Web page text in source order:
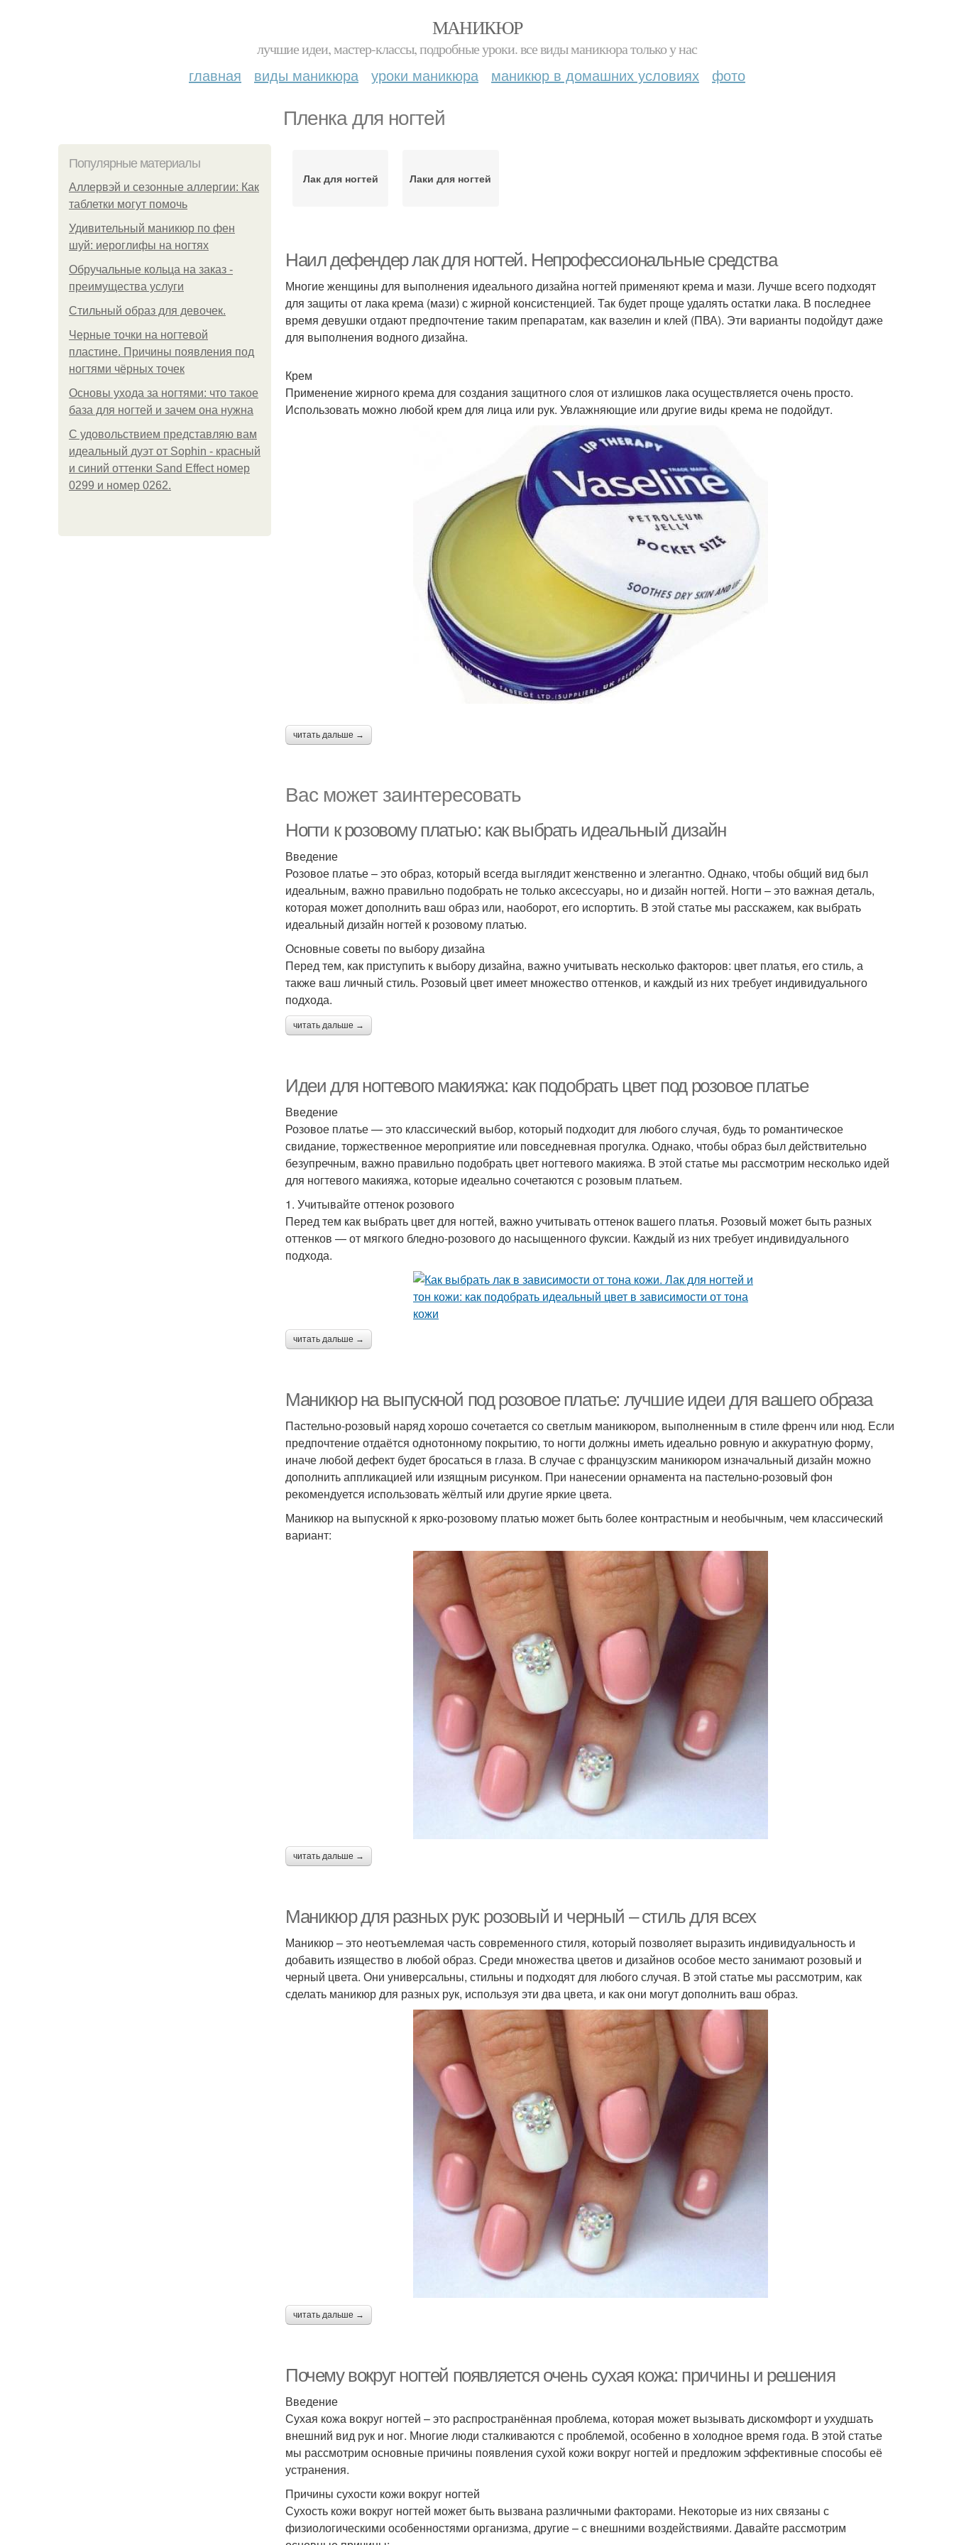
МАНИКЮР
лучшие идеи, мастер-классы, подробные уроки. все виды маникюра только у нас
главная виды маникюра уроки маникюра маникюр в домашних условиях фото
Пленка для ногтей
Популярные материалы
Аллервэй и сезонные аллергии: Как
таблетки могут помочь
Удивительный маникюр по фен
шуй: иероглифы на ногтях
Обручальные кольца на заказ -
преимущества услуги
Стильный образ для девочек.
Черные точки на ногтевой
пластине. Причины появления под
ногтями чёрных точек
Основы ухода за ногтями: что такое
база для ногтей и зачем она нужна
С удовольствием представляю вам
идеальный дуэт от Sophin - красный
и синий оттенки Sand Effect номер
0299 и номер 0262.
Лак для ногтей Лаки для ногтей
Наил дефендер лак для ногтей. Непрофессиональные средства
Многие женщины для выполнения идеального дизайна ногтей применяют крема и мази. Лучше всего подходят
для защиты от лака крема (мази) с жирной консистенцией. Так будет проще удалять остатки лака. В последнее
время девушки отдают предпочтение таким препаратам, как вазелин и клей (ПВА). Эти варианты подойдут даже
для выполнения водного дизайна.
Крем
Применение жирного крема для создания защитного слоя от излишков лака осуществляется очень просто.
Использовать можно любой крем для лица или рук. Увлажняющие или другие виды крема не подойдут.
читать дальше →
Вас может заинтересовать
Ногти к розовому платью: как выбрать идеальный дизайн
Введение
Розовое платье – это образ, который всегда выглядит женственно и элегантно. Однако, чтобы общий вид был
идеальным, важно правильно подобрать не только аксессуары, но и дизайн ногтей. Ногти – это важная деталь,
которая может дополнить ваш образ или, наоборот, его испортить. В этой статье мы расскажем, как выбрать
идеальный дизайн ногтей к розовому платью.
Основные советы по выбору дизайна
Перед тем, как приступить к выбору дизайна, важно учитывать несколько факторов: цвет платья, его стиль, а
также ваш личный стиль. Розовый цвет имеет множество оттенков, и каждый из них требует индивидуального
подхода.
читать дальше →
Идеи для ногтевого макияжа: как подобрать цвет под розовое платье
Введение
Розовое платье — это классический выбор, который подходит для любого случая, будь то романтическое
свидание, торжественное мероприятие или повседневная прогулка. Однако, чтобы образ был действительно
безупречным, важно правильно подобрать цвет ногтевого макияжа. В этой статье мы рассмотрим несколько идей
для ногтевого макияжа, которые идеально сочетаются с розовым платьем.
1. Учитывайте оттенок розового
Перед тем как выбрать цвет для ногтей, важно учитывать оттенок вашего платья. Розовый может быть разных
оттенков — от мягкого бледно-розового до насыщенного фуксии. Каждый из них требует индивидуального
подхода.
читать дальше →
Маникюр на выпускной под розовое платье: лучшие идеи для вашего образа
Пастельно-розовый наряд хорошо сочетается со светлым маникюром, выполненным в стиле френч или нюд. Если
предпочтение отдаётся однотонному покрытию, то ногти должны иметь идеально ровную и аккуратную форму,
иначе любой дефект будет бросаться в глаза. В случае с французским маникюром изначальный дизайн можно
дополнить аппликацией или изящным рисунком. При нанесении орнамента на пастельно-розовый фон
рекомендуется использовать жёлтый или другие яркие цвета.
Маникюр на выпускной к ярко-розовому платью может быть более контрастным и необычным, чем классический
вариант:
читать дальше →
Маникюр для разных рук: розовый и черный – стиль для всех
Маникюр – это неотъемлемая часть современного стиля, который позволяет выразить индивидуальность и
добавить изящество в любой образ. Среди множества цветов и дизайнов особое место занимают розовый и
черный цвета. Они универсальны, стильны и подходят для любого случая. В этой статье мы рассмотрим, как
сделать маникюр для разных рук, используя эти два цвета, и как они могут дополнить ваш образ.
читать дальше →
Почему вокруг ногтей появляется очень сухая кожа: причины и решения
Введение
Сухая кожа вокруг ногтей – это распространённая проблема, которая может вызывать дискомфорт и ухудшать
внешний вид рук и ног. Многие люди сталкиваются с проблемой, особенно в холодное время года. В этой статье
мы рассмотрим основные причины появления сухой кожи вокруг ногтей и предложим эффективные способы её
устранения.
Причины сухости кожи вокруг ногтей
Сухость кожи вокруг ногтей может быть вызвана различными факторами. Некоторые из них связаны с
физиологическими особенностями организма, другие – с внешними воздействиями. Давайте рассмотрим